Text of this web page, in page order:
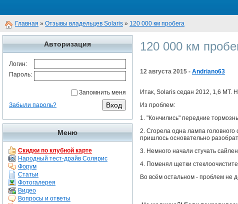
Главная » Отзывы владельцев Solaris » 120 000 км пробега
Авторизация
Логин:
Пароль:
Запомнить меня
Забыли пароль?
Меню
Скидки по клубной карте
Народный тест-драйв Солярис
Форум
Статьи
Фотогалерея
Видео
Вопросы и ответы
120 000 км
12 августа 2015 - Andriano63
Итак, Solaris седан 2012, 1,6 МТ.
Из проблем:
1. "Кончились" передние
2. Сгорела одна лампа
пришлось основательно
3. Немного начали стучать
4. Поменял щетки
Во всём остальном - проблем не